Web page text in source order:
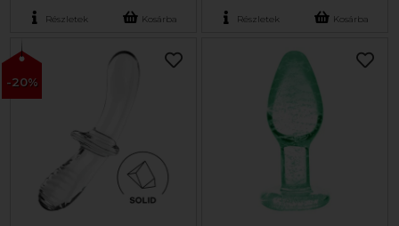
Részletek Kosárba Részletek Kosárba
-20%